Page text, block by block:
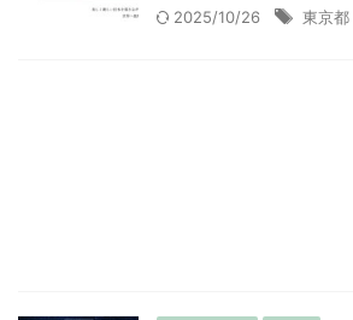
2025/10/26 東京都